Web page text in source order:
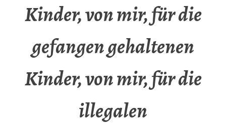
Kinder, von mir, für die
gefangen gehaltenen
Kinder, von mir, für die
illegalen